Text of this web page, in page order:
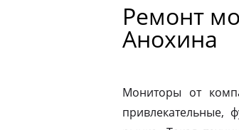
Ремонт
Анохина
Мониторы от
привлекательные,